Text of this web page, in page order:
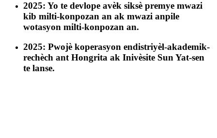
2025: Yo te devlope avèk siksè premye mwazi
kib milti-konpozan an ak mwazi anpile
wotasyon milti-konpozan an.
2025: Pwojè koperasyon endistriyèl-akademik-
rechèch ant Hongrita ak Inivèsite Sun Yat-sen
te lanse.